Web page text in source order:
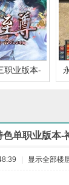
职业版本-
单职业版本-
显示全部楼